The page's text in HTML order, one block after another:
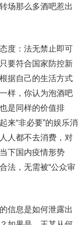
场那么多酒吧惹出
度：法无禁止即可
要符合国家防控新
据自己的生活方式
样，你认为泡酒吧
是同样的价值排
来“非必要”的娱乐消
人都不去消费，对
下国内疫情形势
法，无需被“公众审
信息是如何泄露出